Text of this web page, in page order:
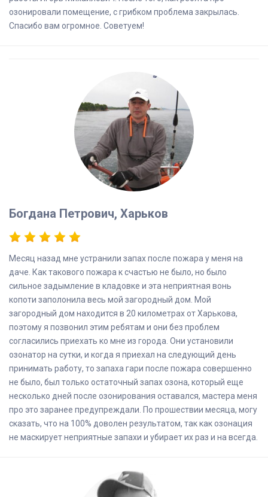
озонировали помещение, с грибком проблема закрылась.
Спасибо вам огромное. Советуем!
Богдана Петрович, Харьков
Месяц назад мне устранили запах после пожара у меня на
даче. Как такового пожара к счастью не было, но было
сильное задымление в кладовке и эта неприятная вонь
копоти заполонила весь мой загородный дом. Мой
загородный дом находится в 20 километрах от Харькова,
поэтому я позвонил этим ребятам и они без проблем
согласились приехать ко мне из города. Они установили
озонатор на сутки, и когда я приехал на следующий день
принимать работу, то запаха гари после пожара совершенно
не было, был только остаточный запах озона, который еще
несколько дней после озонирования оставался, мастера меня
про это заранее предупреждали. По прошествии месяца, могу
сказать, что на 100% доволен результатом, так как озонация
не маскирует неприятные запахи и убирает их раз и на всегда.